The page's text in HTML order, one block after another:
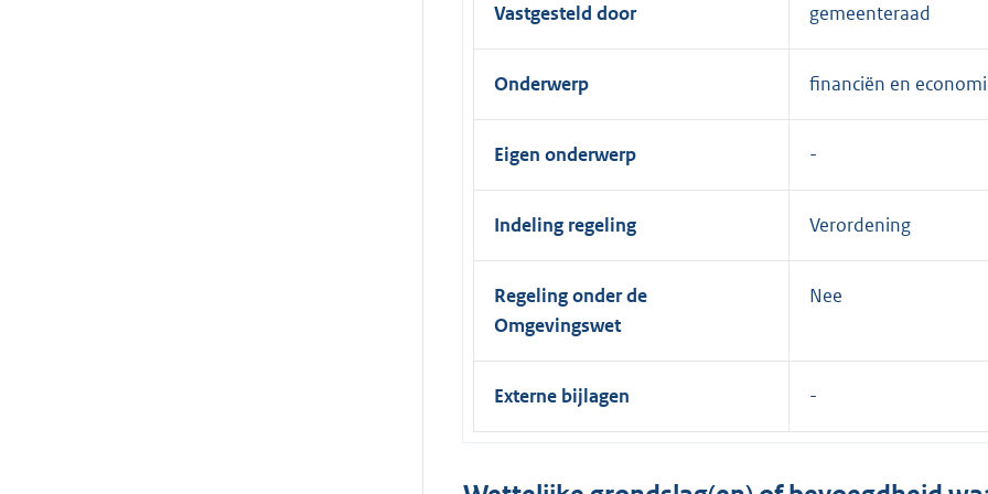
Vastgesteld door gemeenteraad
Onderwerp financiën en
Eigen onderwerp
Indeling regeling Verordening
Regeling onder de
Omgevingswet
Nee
Externe bijlagen